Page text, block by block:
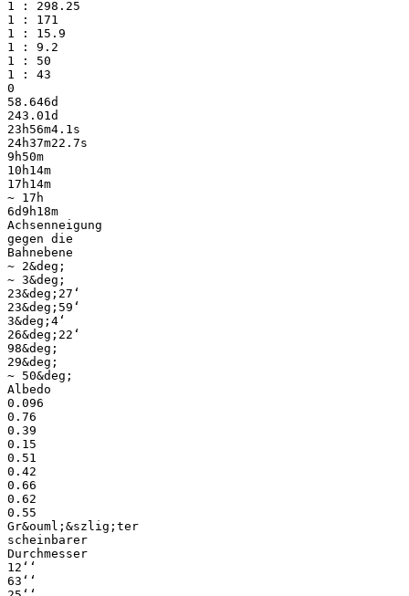
1 : 298.25
1 : 171
1 : 15.9
1 : 9.2
1 : 50
1 : 43
0
58.646d
243.01d
23h56m4.1s
24h37m22.7s
9h50m
10h14m
17h14m
~ 17h
6d9h18m
Achsenneigung
gegen die
Bahnebene
~ 2&deg;
~ 3&deg;
23&deg;27‘
23&deg;59‘
3&deg;4‘
26&deg;22‘
98&deg;
29&deg;
~ 50&deg;
Albedo
0.096
0.76
0.39
0.15
0.51
0.42
0.66
0.62
0.55
Gr&ouml;&szlig;ter
scheinbarer
Durchmesser
12‘‘
63‘‘